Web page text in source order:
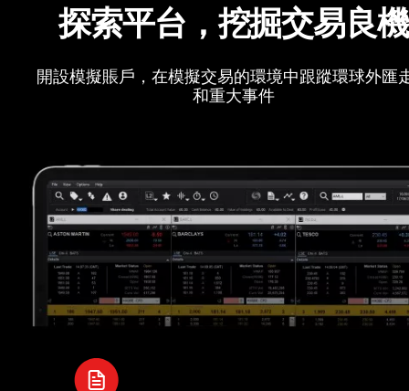
探索平台，挖掘交易良機
開設模擬賬戶，在模擬交易的環境中跟蹤環球外匯
和重大事件